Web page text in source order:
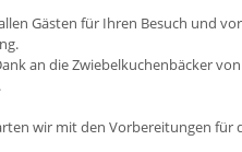
Gästen für Ihren Besuch und
an die Zwiebelkuchenbäcker
wir mit den Vorbereitungen für